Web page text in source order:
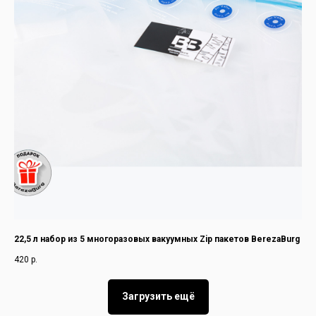
22,5 л набор из 5 многоразовых вакуумных Zip пакетов BerezaBurg
420 р.
Загрузить ещё